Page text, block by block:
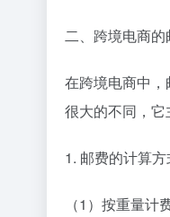
二、跨境电商的
在跨境电商中
很大的不同，它
1. 邮费的计算
（1）按重量